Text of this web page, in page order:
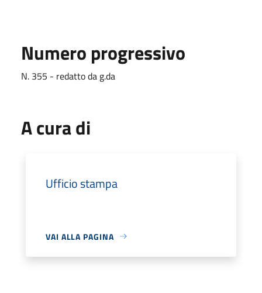
Numero progressivo
N. 355 - redatto da g.da
A cura di
Ufficio stampa
VAI ALLA PAGINA